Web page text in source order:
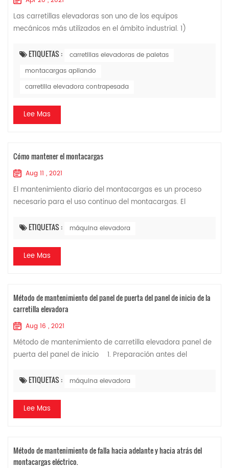
Las carretillas elevadoras son uno de los equipos
mecánicos más utilizados en el ámbito industrial. 1)
apiladora 3) carretilla elevadora contrap...
ETIQUETAS :
carretillas elevadoras de paletas
montacargas apilando
carretilla elevadora contrapesada
Lee Mas
Cómo mantener el montacargas
Aug 11 , 2021
El mantenimiento diario del montacargas es un proceso
necesario para el uso continuo del montacargas. El
categorías, a saber, mantenimiento diario, ma...
ETIQUETAS : máquina elevadora
Lee Mas
Método de mantenimiento del panel de puerta del panel de inicio de la
carretilla elevadora
Aug 16 , 2021
Método de mantenimiento de carretilla elevadora panel de
puerta del panel de inicio 1. Preparación antes del
hay signos obvios de falla en la su...
ETIQUETAS : máquina elevadora
Lee Mas
Método de mantenimiento de falla hacia adelante y hacia atrás del
montacargas eléctrico.